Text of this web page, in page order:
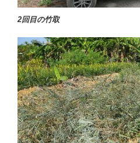
2回目の竹取